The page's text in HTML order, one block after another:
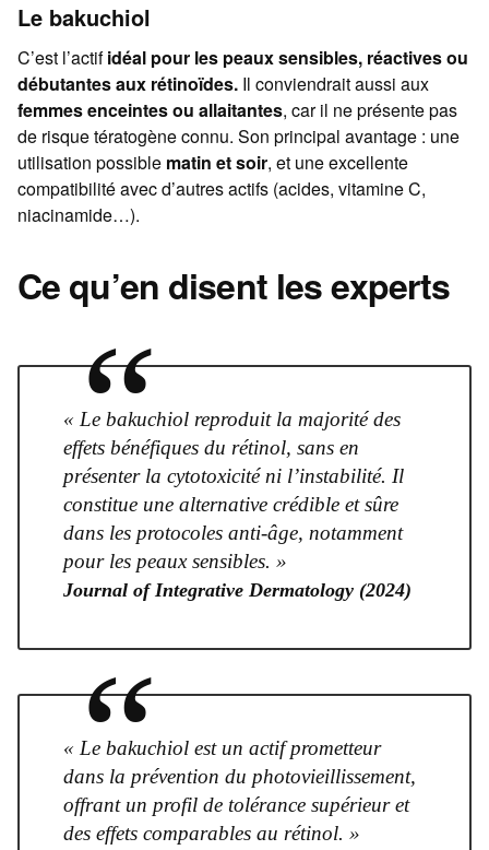
Le bakuchiol
C’est l’actifidéal pour les peaux sensibles, réactives ou
débutantes aux rétinoïdes. Il conviendrait aussi aux
femmes enceintes ou allaitantes, car il ne présente pas
de risque tératogène connu. Son principal avantage : une
utilisation possible matin et soir, et une excellente
compatibilité avec d’autres actifs (acides, vitamine C,
niacinamide…).
Ce qu’en disent les experts
“
« Le bakuchiol reproduit la majorité des
effets bénéfiques du rétinol, sans en
présenter la cytotoxicité ni l’instabilité. Il
constitue une alternative crédible et sûre
dans les protocoles anti-âge, notamment
pour les peaux sensibles. »
Journal of Integrative Dermatology (2024)
“
« Le bakuchiol est un actif prometteur
dans la prévention du photovieillissement,
offrant un profil de tolérance supérieur et
des effets comparables au rétinol. »